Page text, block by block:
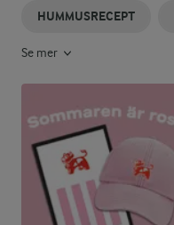
HUMMUSRECEPT
Se mer